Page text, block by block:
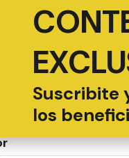
Suscribite
los